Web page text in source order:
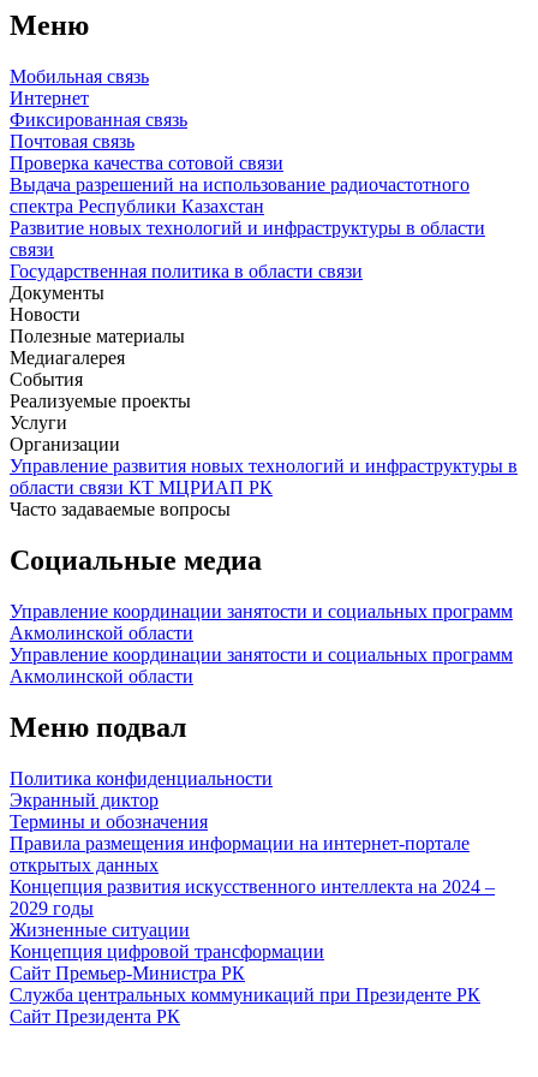
Меню
Мобильная связь
Интернет
Фиксированная связь
Почтовая связь
Проверка качества сотовой связи
Выдача разрешений на использование радиочастотного
спектра Республики Казахстан
Развитие новых технологий и инфраструктуры в области
связи
Государственная политика в области связи
Документы
Новости
Полезные материалы
Медиагалерея
События
Реализуемые проекты
Услуги
Организации
Управление развития новых технологий и инфраструктуры в
области связи КТ МЦРИАП РК
Часто задаваемые вопросы
Социальные медиа
Управление координации занятости и социальных программ
Акмолинской области
Управление координации занятости и социальных программ
Акмолинской области
Меню подвал
Политика конфиденциальности
Экранный диктор
Термины и обозначения
Правила размещения информации на интернет-портале
открытых данных
Концепция развития искусственного интеллекта на 2024 –
2029 годы
Жизненные ситуации
Концепция цифровой трансформации
Сайт Премьер-Министра РК
Служба центральных коммуникаций при Президенте РК
Сайт Президента РК